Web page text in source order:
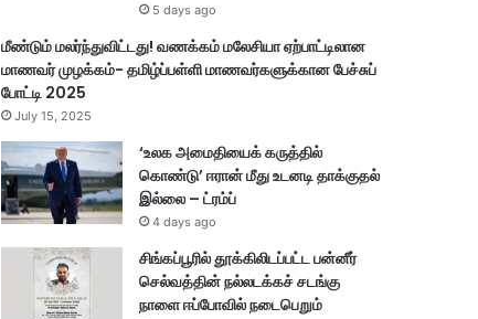
5 days ago
மீண்டும் மலர்ந்துவிட்டது! வணக்கம் மலேசியா ஏற்பாட்டிலான
மாணவர் முழக்கம்- தமிழ்ப்பள்ளி மாணவர்களுக்கான பேச்சுப்
போட்டி 2025
July 15, 2025
‘உலக அமைதியைக் கருத்தில்
கொண்டு’ ஈரான் மீது உடனடி தாக்குதல்
இல்லை – ட்ரம்ப்
4 days ago
சிங்கப்பூரில் தூக்கிலிடப்பட்ட பன்னீர்
செல்வத்தின் நல்லடக்கச் சடங்கு
நாளை ஈப்போவில் நடைபெறும்